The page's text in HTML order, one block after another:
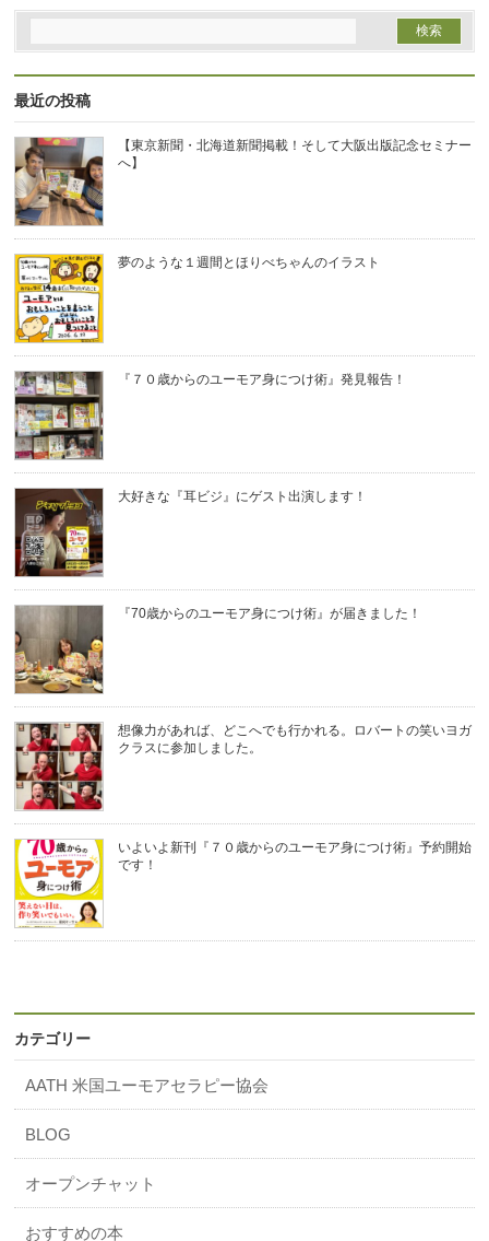
最近の投稿
【東京新聞・北海道新聞掲載！そして大阪出版記念セミナー
へ】
夢のような１週間とほりべちゃんのイラスト
『７０歳からのユーモア身につけ術』発見報告！
大好きな『耳ビジ』にゲスト出演します！
『70歳からのユーモア身につけ術』が届きました！
想像力があれば、どこへでも行かれる。ロバートの笑いヨガ
クラスに参加しました。
いよいよ新刊『７０歳からのユーモア身につけ術』予約開始
です！
カテゴリー
AATH 米国ユーモアセラピー協会
BLOG
オープンチャット
おすすめの本